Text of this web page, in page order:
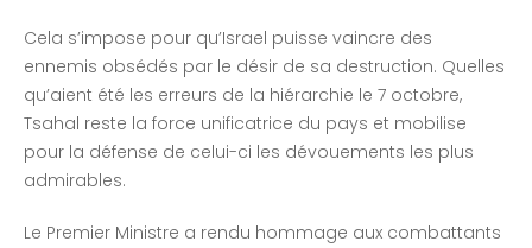
Cela s’impose pour qu’Israel puisse vaincre des
ennemis obsédés par le désir de sa destruction. Quelles
qu’aient été les erreurs de la hiérarchie le 7 octobre,
Tsahal reste la force unificatrice du pays et mobilise
pour la défense de celui-ci les dévouements les plus
admirables.
Le Premier Ministre a rendu hommage aux combattants